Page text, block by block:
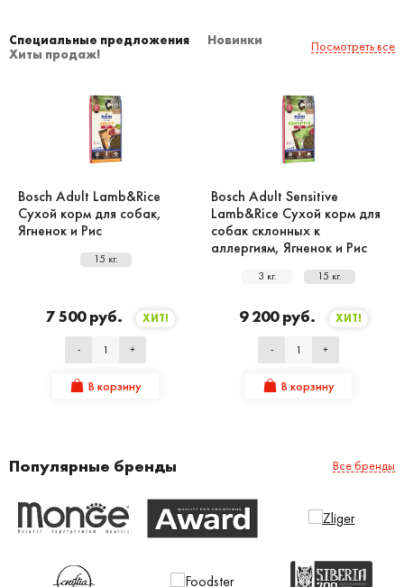
Специальные предложения
Новинки
Хиты продаж!
Посмотреть все
Bosch Adult Lamb&Rice
Сухой корм для собак,
Ягненок и Рис
15 кг.
7 500 руб. ХИТ!
- +
В корзину
Bosch Adult Sensitive
Lamb&Rice Сухой корм для
собак склонных к
аллергиям, Ягненок и Рис
3 кг. 15 кг.
9 200 руб. ХИТ!
- +
В корзину
Популярные бренды Все бренды